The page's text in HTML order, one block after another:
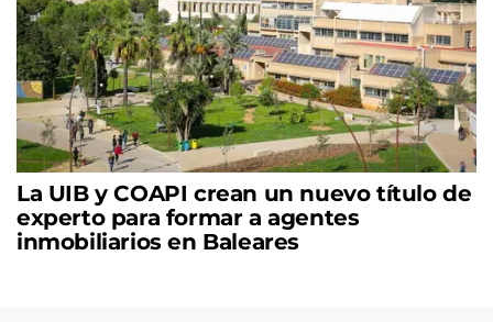
La UIB y COAPI crean un nuevo título de
experto para formar a agentes
inmobiliarios en Baleares